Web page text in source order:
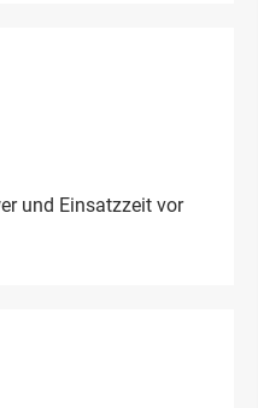
und Einsatzzeit vor